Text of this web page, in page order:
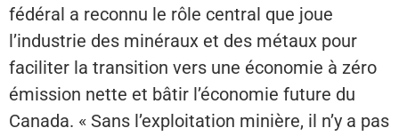
fédéral a reconnu le rôle central que joue
l’industrie des minéraux et des métaux pour
faciliter la transition vers une économie à zéro
émission nette et bâtir l’économie future du
Canada. « Sans l’exploitation minière, il n’y a pas